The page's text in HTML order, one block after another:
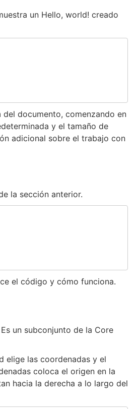
un Hello, world! creado
documento, comenzando en
y el tamaño de
adicional sobre el trabajo con
la sección anterior.
el código y cómo funciona.
Es un subconjunto de la Core
elige las coordenadas y el
coloca el origen en la
hacia la derecha a lo largo del